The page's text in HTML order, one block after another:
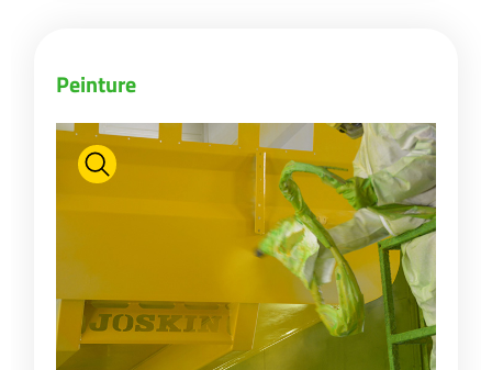
Svenska
한국의
日本語
Peinture